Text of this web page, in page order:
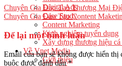
Digital Ads
Case Study
Content Marketing
Kinh nghiệm tuyển dụng
Xây dựng thương hiệu cá
Về Vnet Media
Giới thiệu
Chuyên Gia Đào Tạo Thương Mại
Chuyên Gia Đào Tạo Content
Để lại một bình luận
Email của bạn sẽ không được hiển thị
buộc được đánh dấu*